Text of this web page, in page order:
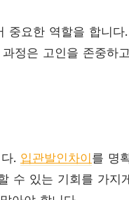
중요한 역할을 합니다
정은 고인을 존중하
. 입관발인차이를 명
수 있는 기회를 가지